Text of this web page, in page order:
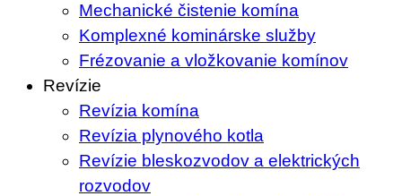
Mechanické čistenie komína
Komplexné kominárske služby
Frézovanie a vložkovanie komínov
Revízie
Revízia komína
Revízia plynového kotla
Revízie bleskozvodov a elektrických
rozvodov